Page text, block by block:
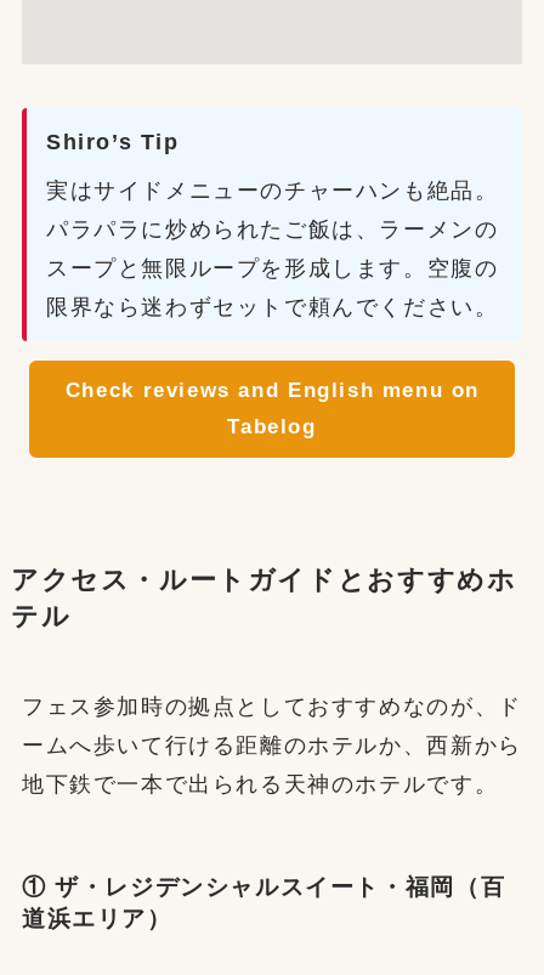
Shiro’s Tip
実はサイドメニューのチャーハンも絶品。
パラパラに炒められたご飯は、ラーメンの
スープと無限ループを形成します。空腹の
限界なら迷わずセットで頼んでください。
Check reviews and English menu on
Tabelog
アクセス・ルートガイドとおすすめホ
テル
フェス参加時の拠点としておすすめなのが、ド
ームへ歩いて行ける距離のホテルか、西新から
地下鉄で一本で出られる天神のホテルです。
① ザ・レジデンシャルスイート・福岡（百
道浜エリア）